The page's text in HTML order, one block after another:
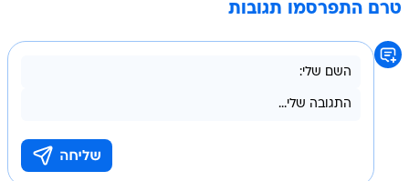
טרם התפרסמו תגובות